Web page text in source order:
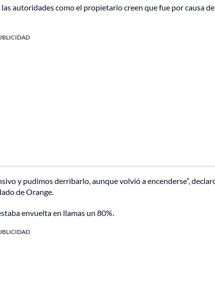
autoridades como el propietario creen que fue por causa
y pudimos derribarlo, aunque volvió a encenderse”,
de Orange.
envuelta en llamas un 80%.